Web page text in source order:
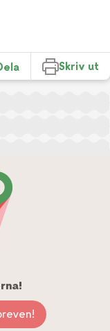
Skriv ut